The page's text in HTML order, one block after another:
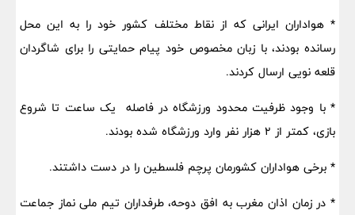
* هواداران ایرانی که از نقاط مختلف کشور خود را به این محل
رسانده بودند، با زبان مخصوص خود پیام حمایتی را برای شاگردان
قلعه نویی ارسال کردند.
* با وجود ظرفیت محدود ورزشگاه در فاصله یک ساعت تا شروع
بازی، کمتر از ۲ هزار نفر وارد ورزشگاه شده بودند.
* برخی هواداران کشورمان پرچم فلسطین را در دست داشتند.
* در زمان اذان مغرب به افق دوحه، طرفداران تیم ملی نماز جماعت